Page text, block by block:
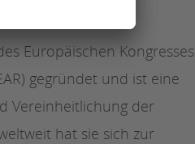
Europäischen Kongresses
gegründet und ist eine
Vereinheitlichung der
hat sie sich zur